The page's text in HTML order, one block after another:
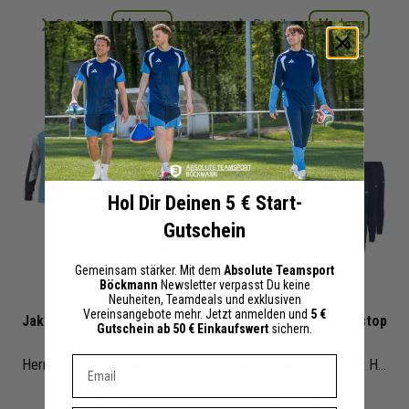
Details Merken
+ 0 Interessenten
Details Merken
+ 0 Interessenten
Jako Dynamic Trainingstop
577,30 €
Jako Dynamic Trainingstop
2-teilig | Polyester Hoodie Trainingshose
494,80 €
Hol Dir Deinen 5 € Start-
Gutschein
Gemeinsam stärker. Mit dem Absolute Teamsport
Böckmann Newsletter verpasst Du keine
Neuheiten, Teamdeals und exklusiven
Vereinsangebote mehr. Jetzt anmelden und 5 €
Gutschein ab 50 € Einkaufswert sichern.
Dein E-mail Adresse